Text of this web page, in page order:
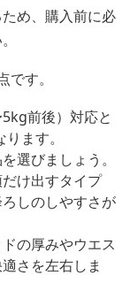
め、購入前に必
す。
前後）対応と
ます。
選びましょう。
だけ出すタイプ
しのしやすさが
の厚みやウエス
さを左右しま